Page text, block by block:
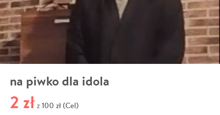
na piwko dla idola
2 zł z 100 zł (Cel)